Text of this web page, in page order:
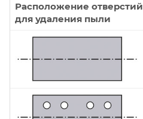
Расположение отверстий
для удаления пыли